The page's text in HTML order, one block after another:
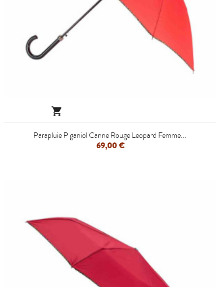

Parapluie Piganiol Canne Rouge Leopard Femme...
69,00 €